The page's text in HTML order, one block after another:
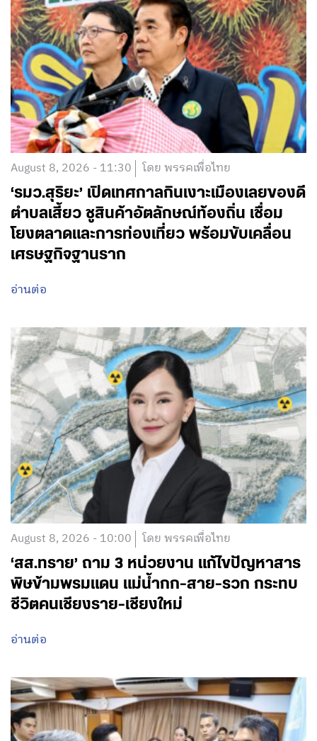
August 8, 2026 - 11:30 โดย พรรคเพื่อไทย
‘รมว.สุริยะ’ เปิดเทศกาลกินเงาะเมืองเลยของดี
ตำบลเสี้ยว ชูสินค้าอัตลักษณ์ท้องถิ่น เชื่อม
โยงตลาดและการท่องเที่ยว พร้อมขับเคลื่อน
เศรษฐกิจฐานราก
อ่านต่อ
August 8, 2026 - 10:00 โดย พรรคเพื่อไทย
‘สส.ทราย’ ถาม 3 หน่วยงาน แก้ไขปัญหาสาร
พิษข้ามพรมแดน แม่น้ำกก-สาย-รวก กระทบ
ชีวิตคนเชียงราย-เชียงใหม่
อ่านต่อ